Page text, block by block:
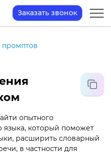
Заказать звонок
промптов
опытного
языка, который поможет
расширить словарный
в частности для